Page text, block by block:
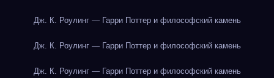
Дж. К. Роулинг — Гарри Поттер и философский камень
Дж. К. Роулинг — Гарри Поттер и философский камень
Дж. К. Роулинг — Гарри Поттер и философский камень